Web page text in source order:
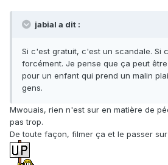
jabial a dit :
Si c'est gratuit, c'est un scandale. Si
forcément. Je pense que ça peut
pour un enfant qui prend un malin
gens.
Mwouais, rien n'est sur en matière de
pas trop.
De toute façon, filmer ça et le passer